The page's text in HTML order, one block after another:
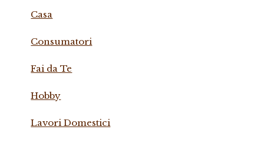
Casa
Consumatori
Fai da Te
Hobby
Lavori Domestici